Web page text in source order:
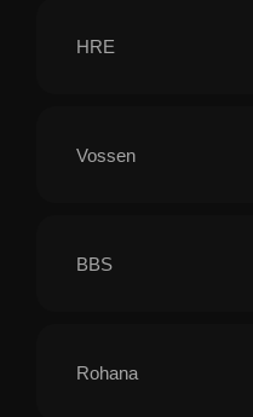
HRE
Vossen
BBS
Rohana